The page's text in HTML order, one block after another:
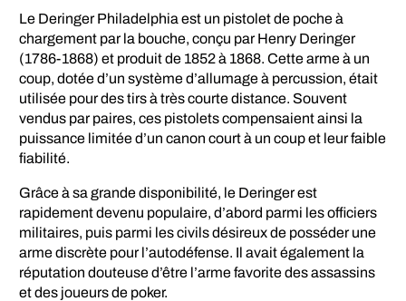
Le Deringer Philadelphia est un pistolet de poche à
chargement par la bouche, conçu par Henry Deringer
(1786-1868) et produit de 1852 à 1868. Cette arme à un
coup, dotée d’un système d’allumage à percussion, était
utilisée pour des tirs à très courte distance. Souvent
vendus par paires, ces pistolets compensaient ainsi la
puissance limitée d’un canon court à un coup et leur faible
fiabilité.
Grâce à sa grande disponibilité, le Deringer est
rapidement devenu populaire, d’abord parmi les officiers
militaires, puis parmi les civils désireux de posséder une
arme discrète pour l’autodéfense. Il avait également la
réputation douteuse d’être l’arme favorite des assassins
et des joueurs de poker.